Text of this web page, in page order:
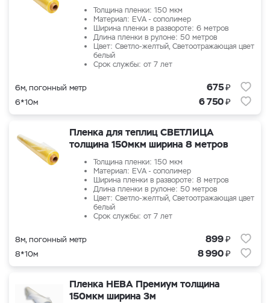
Толщина пленки: 150 мкм
Материал: EVA - сополимер
Ширина пленки в развороте: 6 метров
Длина пленки в рулоне: 50 метров
Цвет: Светло-желтый, Светоотражающая цвет
белый
Срок службы: от 7 лет
6м, погонный метр 675₽
6*10м 6 750₽
Пленка для теплиц СВЕТЛИЦА
толщина 150мкм ширина 8 метров
Толщина пленки: 150 мкм
Материал: EVA - сополимер
Ширина пленки в развороте: 8 метров
Длина пленки в рулоне: 50 метров
Цвет: Светло-желтый, Светоотражающая цвет
белый
Срок службы: от 7 лет
8м, погонный метр 899₽
8*10м 8 990₽
Пленка НЕВА Премиум толщина
150мкм ширина 3м